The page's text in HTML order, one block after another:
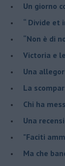
​Un giorno
​“ Divide et
“Non è di
​Victoria e
Una
La
Chi ha
Una
​"Faciti
Ma che